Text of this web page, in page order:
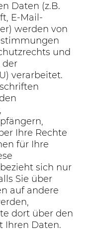
Daten (z.B.
E-Mail-
werden von
und
der
verarbeitet.
Ihre Rechte
für Ihre
sich nur
Sie über
auf andere
dort über den
Ihren Daten.